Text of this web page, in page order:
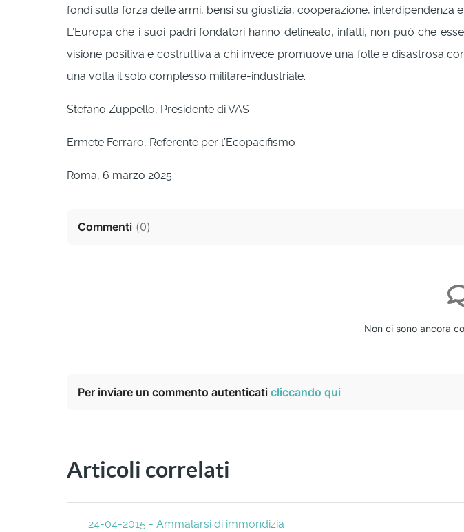
fondi sulla forza delle armi, bensì su giustizia, cooperazione,
L’Europa che i suoi padri fondatori hanno delineato, infatti, non può che
visione positiva e costruttiva a chi invece promuove una folle e disastrosa
una volta il solo complesso militare-industriale.
Stefano Zuppello, Presidente di VAS
Ermete Ferraro, Referente per l’Ecopacifismo
Roma, 6 marzo 2025
Commenti (0)
Non ci sono ancora
Per inviare un commento autenticati cliccando qui
Articoli correlati
24-04-2015 - Ammalarsi di immondizia